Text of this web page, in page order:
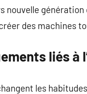
nouvelle
des machines
liés à
les